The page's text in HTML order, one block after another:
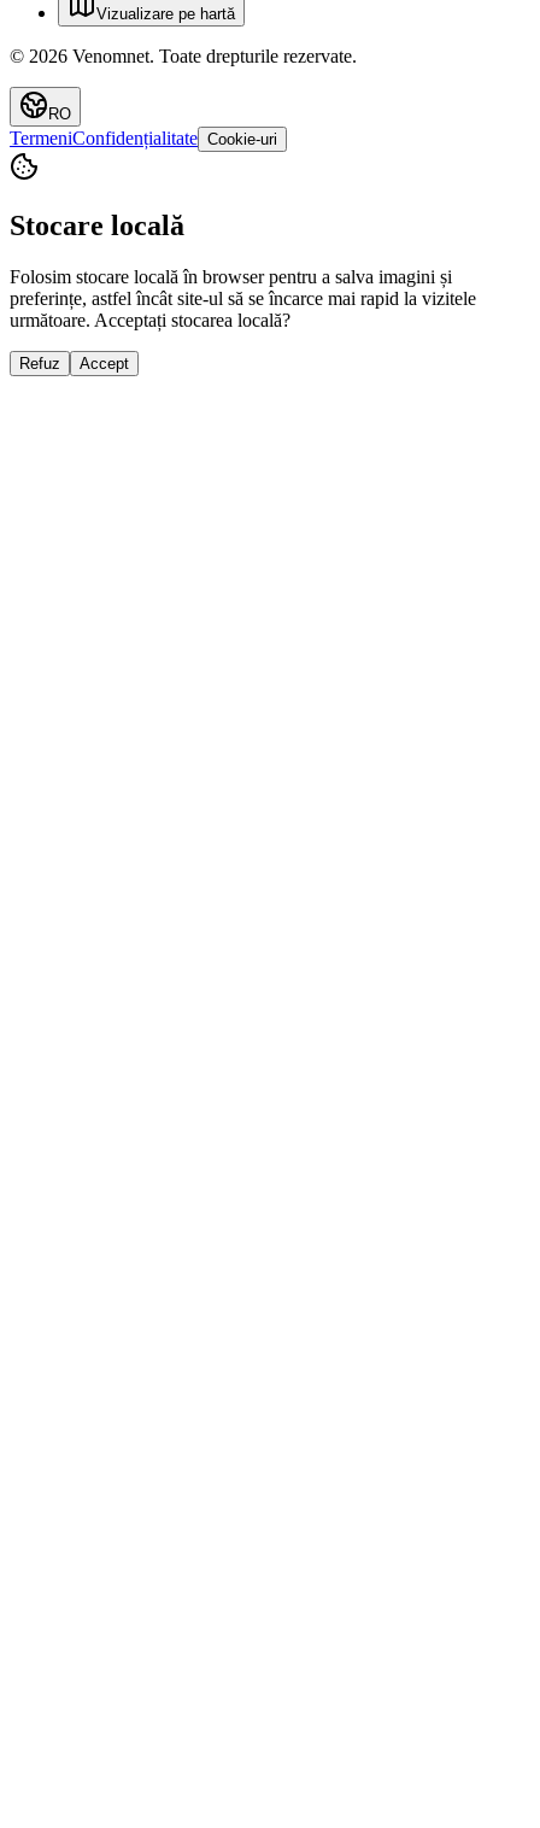
Vizualizare pe hartă
© 2026 Venomnet. Toate drepturile rezervate.
RO
TermeniConfidențialitate Cookie-uri
Stocare locală
Folosim stocare locală în browser pentru a salva imagini și
preferințe, astfel încât site-ul să se încarce mai rapid la vizitele
următoare. Acceptați stocarea locală?
Refuz Accept